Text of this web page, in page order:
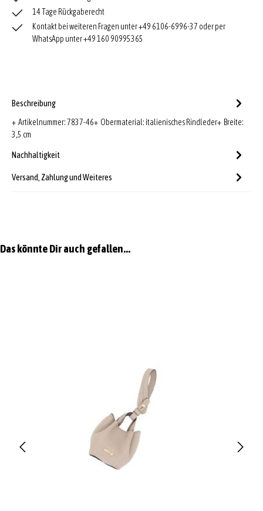
14 Tage Rückgaberecht
Kontakt bei weiteren Fragen unter +49 6106-6996-37 oder per
WhatsApp unter +49 160 90995365
Beschreibung
+ Artikelnummer: 7837-46+ Obermaterial: italienisches Rindleder+ Breite:
3,5 cm
Nachhaltigkeit
Versand, Zahlung und Weiteres
Produktgalerie überspringen
Das könnte Dir auch gefallen...